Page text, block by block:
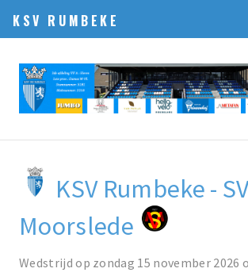
KSV RUMBEKE
KSV Rumbeke -
Moorslede
Wedstrijd op zondag 15 november 2026